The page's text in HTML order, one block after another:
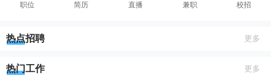
职位 简历 直播 兼职 校招
热点招聘 更多
热门工作 更多